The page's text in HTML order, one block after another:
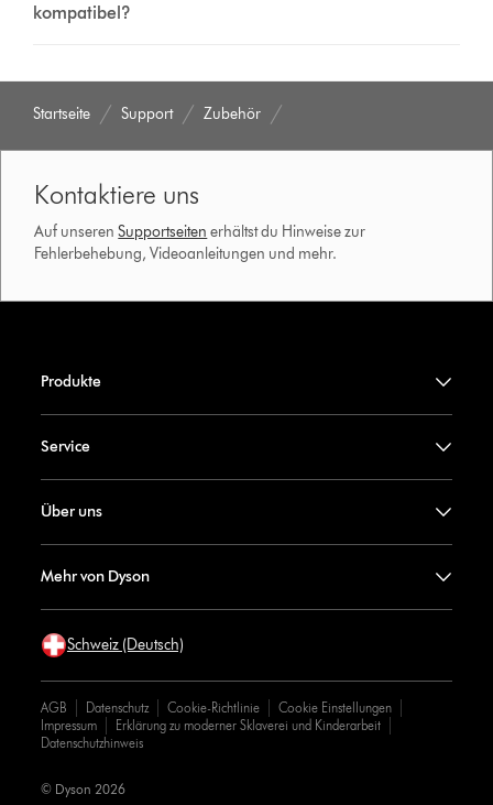
kompatibel?
Startseite Support Zubehör
Kontaktiere uns
Auf unserenSupportseiten erhältst du Hinweise zur
Fehlerbehebung, Videoanleitungen und mehr.
Produkte
Service
Über uns
Mehr von Dyson
Schweiz (Deutsch)
AGB Datenschutz Cookie-Richtlinie
Cookie Einstellungen
Impressum
Erklärung zu moderner Sklaverei und Kinderarbeit
Datenschutzhinweis
© Dyson 2026